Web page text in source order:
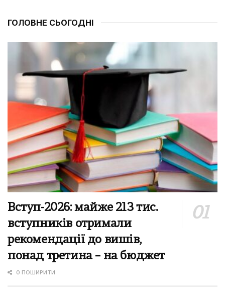
ГОЛОВНЕ СЬОГОДНІ
Вступ-2026: майже 213 тис.
вступників отримали
рекомендації до вишів,
понад третина – на бюджет
0 ПОШИРИТИ